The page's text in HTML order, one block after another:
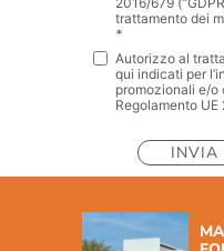
trattamento dei
*
Marketing
Autorizzo al
qui indicati per
promozionali e/o
Regolamento UE